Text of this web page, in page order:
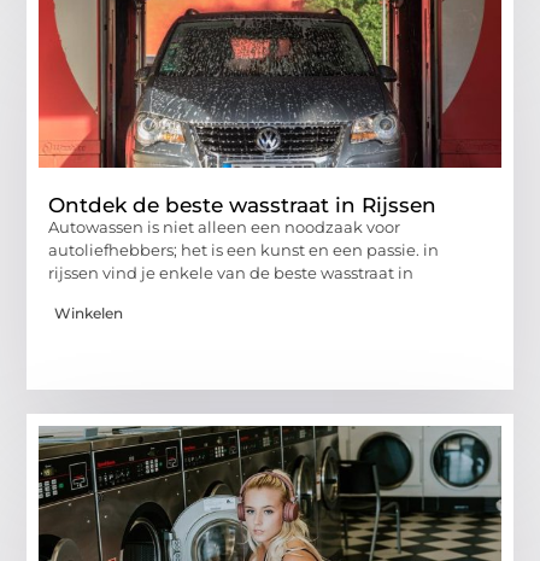
Ontdek de beste wasstraat in Rijssen
Autowassen is niet alleen een noodzaak voor
autoliefhebbers; het is een kunst en een passie. in
rijssen vind je enkele van de beste wasstraat in
Winkelen